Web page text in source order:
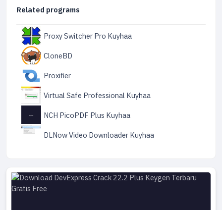
Related programs
Proxy Switcher Pro Kuyhaa
CloneBD
Proxifier
Virtual Safe Professional Kuyhaa
NCH PicoPDF Plus Kuyhaa
DLNow Video Downloader Kuyhaa